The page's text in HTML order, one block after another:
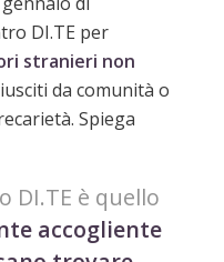
DI.TE per
stranieri non
da comunità o
Spiega
DI.TE è quello
accogliente